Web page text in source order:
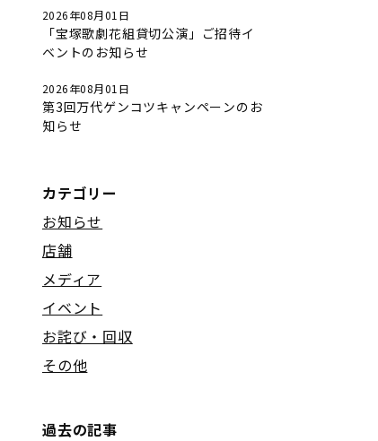
2026年08月01日
「宝塚歌劇花組貸切公演」ご招待イ
ベントのお知らせ
2026年08月01日
第3回万代ゲンコツキャンペーンのお
知らせ
カテゴリー
お知らせ
店舗
メディア
イベント
お詫び・回収
その他
過去の記事